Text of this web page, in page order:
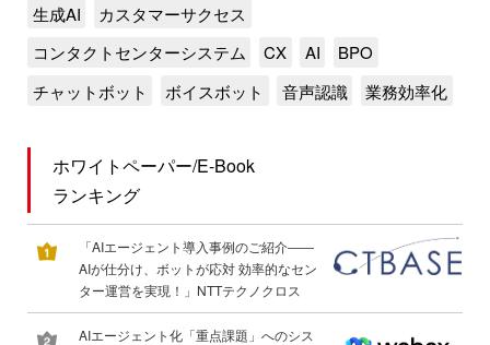
生成AI
カスタマーサクセス
コンタクトセンターシステム
CX AI
BPO
チャットボット
ボイスボット 音声認識 業務効率化
ホワイトペーパー/E-Book
ランキング
「AIエージェント導入事例のご紹介――
AIが仕分け、ボットが応対 効率的なセン
ター運営を実現！」NTTテクノクロス
AIエージェント化「重点課題」へのシス